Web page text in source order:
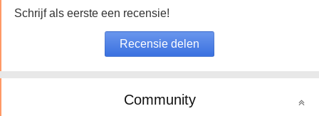
Schrijf als eerste een recensie!
Community